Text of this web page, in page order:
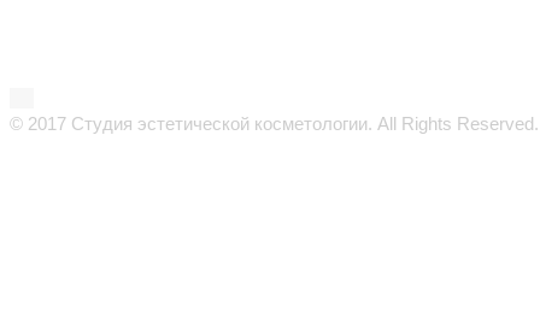
© 2017 Студия эстетической косметологии. All Rights Reserved.